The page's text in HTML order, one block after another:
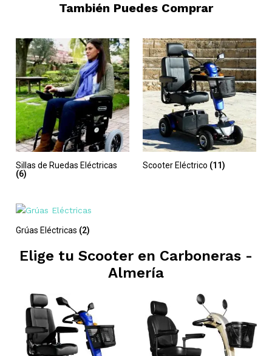
También Puedes Comprar
Sillas de Ruedas Eléctricas
(6)
Scooter Eléctrico (11)
Grúas Eléctricas (2)
Elige tu Scooter en Carboneras -
Almería